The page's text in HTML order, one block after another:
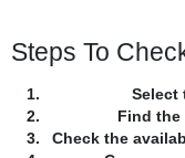
Steps To
Select
Find the
Check the